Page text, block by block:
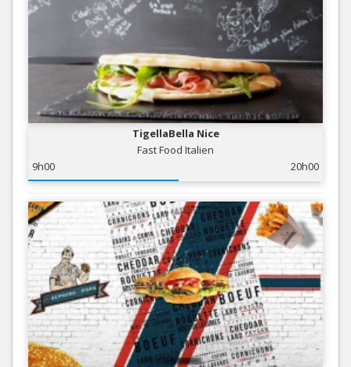
TigellaBella Nice
Fast Food Italien
9h00
20h00